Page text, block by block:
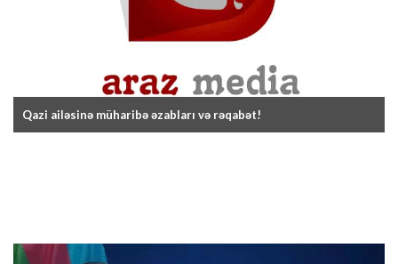
Qazi ailəsinə müharibə əzabları və rəqabət!